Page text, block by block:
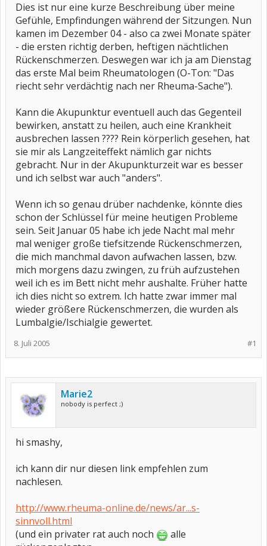
Dies ist nur eine kurze Beschreibung über meine
Gefühle, Empfindungen während der Sitzungen. Nun
kamen im Dezember 04 - also ca zwei Monate später
- die ersten richtig derben, heftigen nächtlichen
Rückenschmerzen. Deswegen war ich ja am Dienstag
das erste Mal beim Rheumatologen (O-Ton: "Das
riecht sehr verdächtig nach ner Rheuma-Sache").
Kann die Akupunktur eventuell auch das Gegenteil
bewirken, anstatt zu heilen, auch eine Krankheit
ausbrechen lassen ???? Rein körperlich gesehen, hat
sie mir als Langzeiteffekt nämlich gar nichts
gebracht. Nur in der Akupunkturzeit war es besser
und ich selbst war auch "anders".
Wenn ich so genau drüber nachdenke, könnte dies
schon der Schlüssel für meine heutigen Probleme
sein. Seit Januar 05 habe ich jede Nacht mal mehr
mal weniger große tiefsitzende Rückenschmerzen,
die mich manchmal davon aufwachen lassen, bzw.
mich morgens dazu zwingen, zu früh aufzustehen
weil ich es im Bett nicht mehr aushalte. Früher hatte
ich dies nicht so extrem. Ich hatte zwar immer mal
wieder größere Rückenschmerzen, die wurden als
Lumbalgie/Ischialgie gewertet.
#1
8. Juli 2005
Marie2
nobody is perfect ;)
hi smashy,
ich kann dir nur diesen link empfehlen zum
nachlesen.
http://www.rheuma-online.de/news/ar...s-
sinnvoll.html
(und ein privater rat auch noch
alle